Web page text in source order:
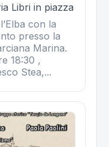
Libri in piazza
con la
presso la
Marina.
18:30 ,
Stea,...